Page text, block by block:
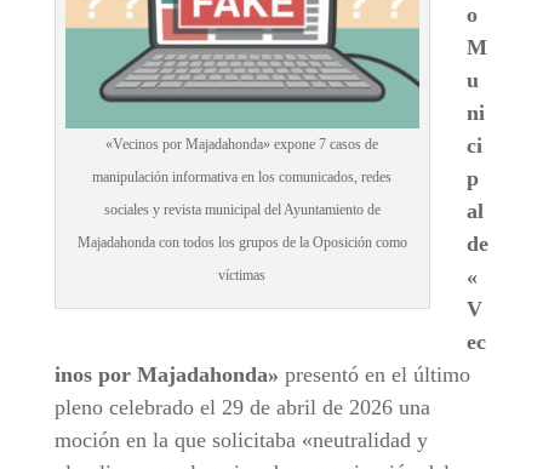
«Vecinos por Majadahonda» expone 7 casos de
manipulación informativa en los comunicados, redes
sociales y revista municipal del Ayuntamiento de
Majadahonda con todos los grupos de la Oposición como
víctimas
o
M
u
ni
ci
p
al
de
«
V
ec
inos por Majadahonda» presentó en el último
pleno celebrado el 29 de abril de 2026 una
moción en la que solicitaba «neutralidad y